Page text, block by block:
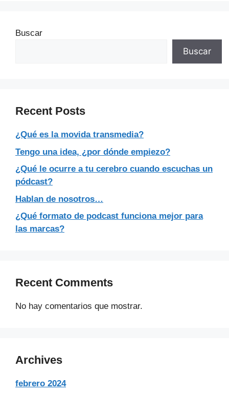
Buscar
Buscar
Recent Posts
¿Qué es la movida transmedia?
Tengo una idea, ¿por dónde empiezo?
¿Qué le ocurre a tu cerebro cuando escuchas un
pódcast?
Hablan de nosotros…
¿Qué formato de podcast funciona mejor para
las marcas?
Recent Comments
No hay comentarios que mostrar.
Archives
febrero 2024